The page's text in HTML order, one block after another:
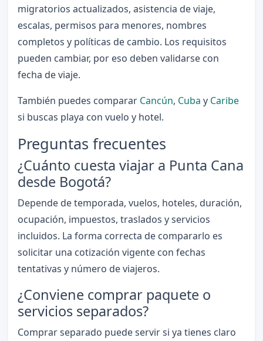
migratorios actualizados, asistencia de viaje,
escalas, permisos para menores, nombres
completos y políticas de cambio. Los requisitos
pueden cambiar, por eso deben validarse con
fecha de viaje.
También puedes comparar Cancún, Cuba y Caribe
si buscas playa con vuelo y hotel.
Preguntas frecuentes
¿Cuánto cuesta viajar a Punta Cana
desde Bogotá?
Depende de temporada, vuelos, hoteles, duración,
ocupación, impuestos, traslados y servicios
incluidos. La forma correcta de compararlo es
solicitar una cotización vigente con fechas
tentativas y número de viajeros.
¿Conviene comprar paquete o
servicios separados?
Comprar separado puede servir si ya tienes claro